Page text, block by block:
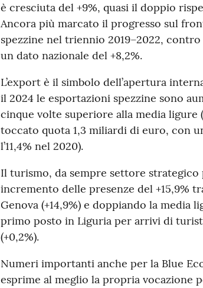
è cresciuta del +9%, quasi il doppio
Ancora più marcato il progresso sul
spezzine nel triennio 2019–2022,
un dato nazionale del +8,2%.
L’export è il simbolo dell’apertura
il 2024 le esportazioni spezzine sono
cinque volte superiore alla media ligure
toccato quota 1,3 miliardi di euro, con
l’11,4% nel 2020).
Il turismo, da sempre settore
incremento delle presenze del +15,9%
Genova (+14,9%) e doppiando la media
primo posto in Liguria per arrivi di
(+0,2%).
Numeri importanti anche per la Blue
esprime al meglio la propria vocazione